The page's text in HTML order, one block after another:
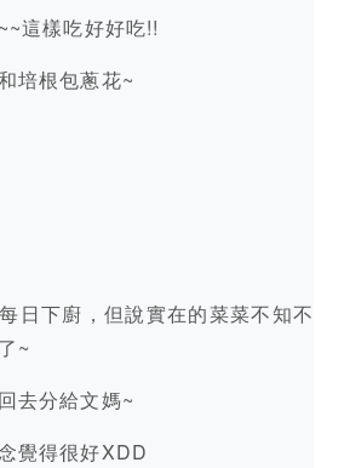
這樣吃好好吃!!
培根包蔥花~
日下廚，但說實在的菜菜不知不
~
去分給文媽~
覺得很好XDD